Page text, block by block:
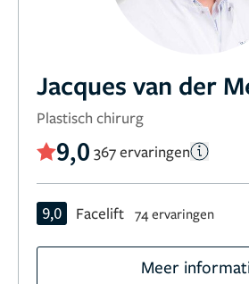
Jacques van der
Plastisch chirurg
9,0 367 ervaringen
9,0 Facelift 74 ervaringen
Meer